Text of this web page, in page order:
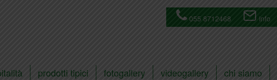
055 8712468 info
prodotti tipici fotogallery videogallery chi siamo